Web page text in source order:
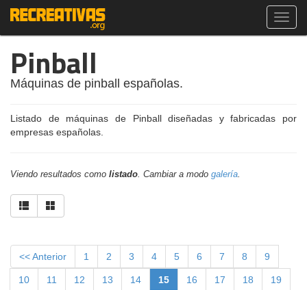
Pinball
Máquinas de pinball españolas.
Listado de máquinas de Pinball diseñadas y fabricadas por
empresas españolas.
Viendo resultados como listado. Cambiar a modo galería.
<< Anterior 1 2 3 4 5 6 7 8 9
10 11 12 13 14 15 16 17 18 19